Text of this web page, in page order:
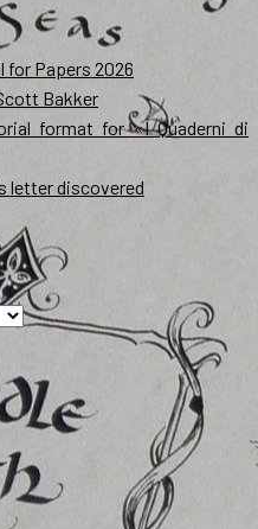
for Papers 2026
Bakker
format for «I Quaderni di
letter discovered